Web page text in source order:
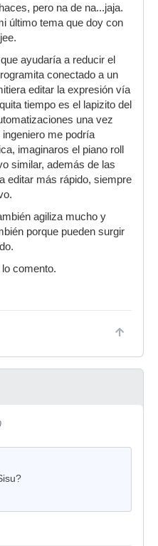
pero na de na...jaja.
último tema que doy con
ayudaría a reducir el
conectado a un
editar la expresión vía
tiempo es el lapizito del
una vez
me podría
imaginaros el piano roll
similar, además de las
editar más rápido, siempre
agiliza mucho y
porque pueden surgir
comento.